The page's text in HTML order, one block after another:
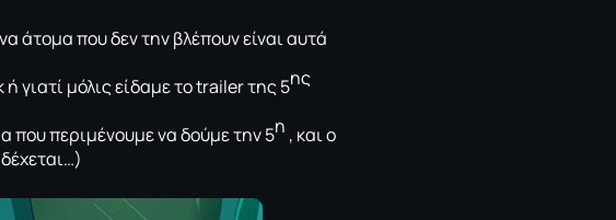
άτομα που δεν την βλέπουν είναι αυτά
γιατί μόλις είδαμε το trailer της 5ης
που περιμένουμε να δούμε την 5η , και ο